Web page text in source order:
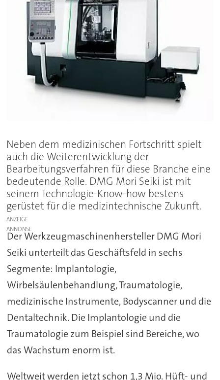
Neben dem medizinischen Fortschritt spielt
auch die Weiterentwicklung der
Bearbeitungsverfahren für diese Branche eine
bedeutende Rolle. DMG Mori Seiki ist mit
seinem Technologie-Know-how bestens
gerüstet für die medizintechnische Zukunft.
ANZEIGE
Der Werkzeugmaschinenhersteller DMG Mori
Seiki unterteilt das Geschäftsfeld in sechs
Segmente: Implantologie,
Wirbelsäulenbehandlung, Traumatologie,
medizinische Instrumente, Bodyscanner und die
Dentaltechnik. Die Implantologie und die
Traumatologie zum Beispiel sind Bereiche, wo
das Wachstum enorm ist.
Weltweit werden jetzt schon 1,3 Mio. Hüft- und